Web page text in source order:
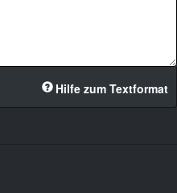
Hilfe zum Textformat